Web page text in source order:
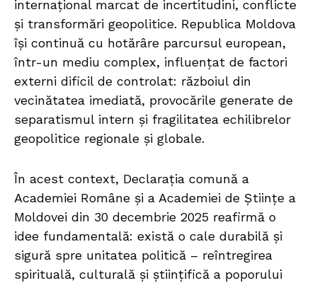
internațional marcat de incertitudini, conflicte
și transformări geopolitice. Republica Moldova
își continuă cu hotărâre parcursul european,
într-un mediu complex, influențat de factori
externi dificil de controlat: războiul din
vecinătatea imediată, provocările generate de
separatismul intern și fragilitatea echilibrelor
geopolitice regionale și globale.
În acest context, Declarația comună a
Academiei Române și a Academiei de Științe a
Moldovei din 30 decembrie 2025 reafirmă o
idee fundamentală: există o cale durabilă și
sigură spre unitatea politică – reîntregirea
spirituală, culturală și științifică a poporului